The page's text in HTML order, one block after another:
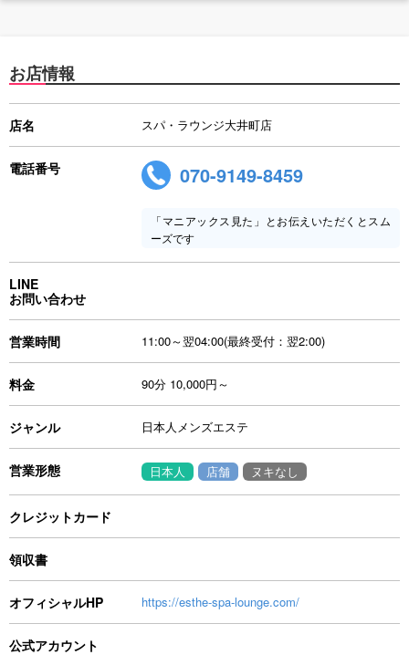
お店情報
店名 スパ・ラウンジ大井町店
電話番号 070-9149-8459
「マニアックス見た」とお伝えいただくとスム
ーズです
LINE
お問い合わせ
営業時間 11:00～翌04:00(最終受付：翌2:00)
料金 90分 10,000円～
ジャンル 日本人メンズエステ
営業形態 日本人 店舗 ヌキなし
クレジットカード
領収書
オフィシャルHP https://esthe-spa-lounge.com/
公式アカウント